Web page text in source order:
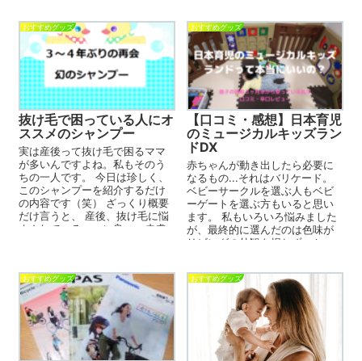
おすすめグッズ
抜け毛で困っている人にオ
ススメのシャンプー
実は産後って抜け毛で困るママ
が多いんですよね。私もそのう
ちの一人です。 今日は珍しく、
このシャンプーを紹介するだけ
の内容です（笑） ざっくり概要
だけ言うと、 産後、抜け毛に悩
まされているママに良い。皮膚
おすすめグッズ
【口コミ・感想】日本育児
のミュージカルキッズラン
ドDX
赤ちゃんが動き出したら必要に
なるもの...それはバリケード。
ベビーサークルを選ぶ人もベビ
ーゲートを選ぶ方もいると思い
ます。 私もいろいろ悩みました
が、最終的に選んだのは色味が
リビングの外観を損ねず、かつ
おすすめグッズ おすすめグッズ